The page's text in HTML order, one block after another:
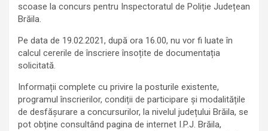
scoase la concurs pentru Inspectoratul de Poliție Județean
Brăila.
Pe data de 19.02.2021, după ora 16.00, nu vor fi luate în
calcul cererile de înscriere însoțite de documentația
solicitată.
Informații complete cu privire la posturile existente,
programul înscrierilor, condiții de participare și modalitățile
de desfășurare a concursurilor, la nivelul județului Brăila, se
pot obține consultând pagina de internet I.P.J. Brăila,